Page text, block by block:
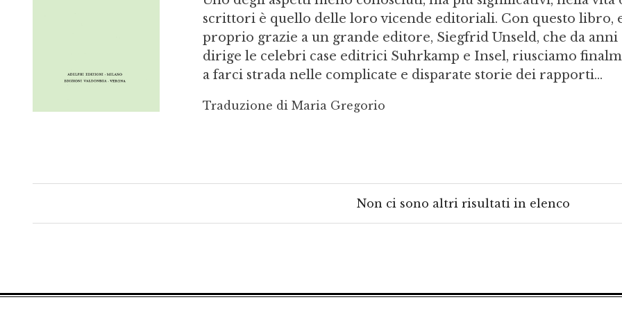
scrittori è quello delle loro vicende editoriali. Con questo libro,
proprio grazie a un grande editore, Siegfrid Unseld, che da anni
dirige le celebri case editrici Suhrkamp e Insel, riusciamo
a farci strada nelle complicate e disparate storie dei rapporti...
Traduzione di Maria Gregorio
Non ci sono altri risultati in elenco